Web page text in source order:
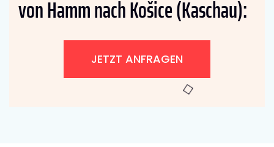
von Hamm nach Košice (Kaschau):
JETZT ANFRAGEN